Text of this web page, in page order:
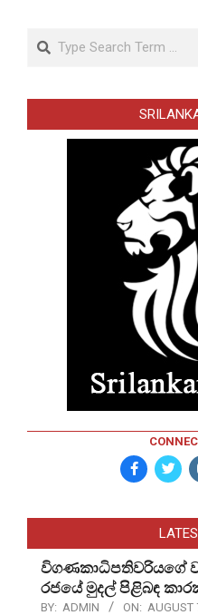
Search
විගණකාධිපතිවරියගේ
රජයේ මුදල් පිළිබඳ
BY: ADMIN ON: AUGUST